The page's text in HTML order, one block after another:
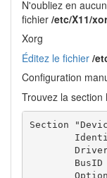
N'oubliez en
fichier /etc/X11/
Xorg
Éditez le fichier /
Configuration
Trouvez la section
Section